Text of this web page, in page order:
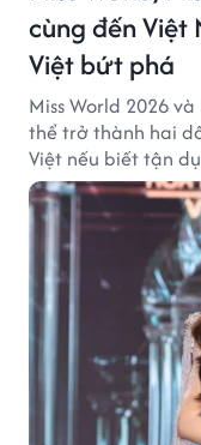
cùng đến Việt
Việt bứt phá
Miss World 2026
thể trở thành hai
Việt nếu biết tận